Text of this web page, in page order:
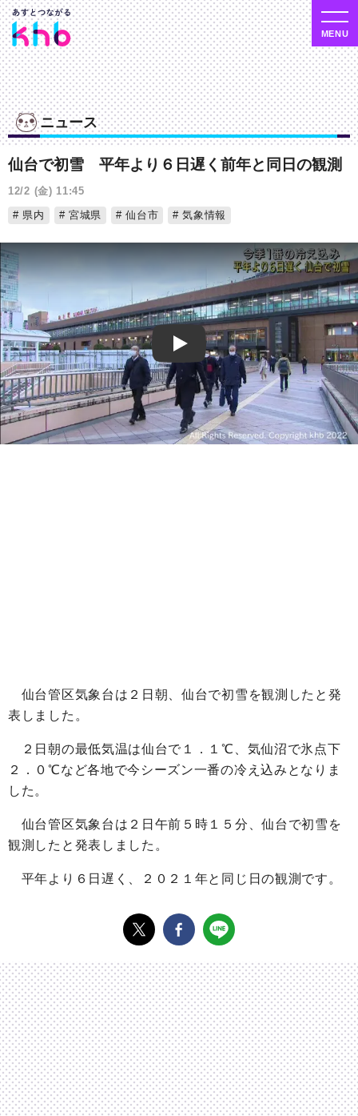
ニュース
仙台で初雪 平年より６日遅く前年と同日の観測
12/2 (金) 11:45
県内
宮城県 仙台市 気象情報
Play
仙台管区気象台は２日朝、仙台で初雪を観測したと発
表しました。
２日朝の最低気温は仙台で１．１℃、気仙沼で氷点下
２．０℃など各地で今シーズン一番の冷え込みとなりま
した。
仙台管区気象台は２日午前５時１５分、仙台で初雪を
観測したと発表しました。
平年より６日遅く、２０２１年と同じ日の観測です。